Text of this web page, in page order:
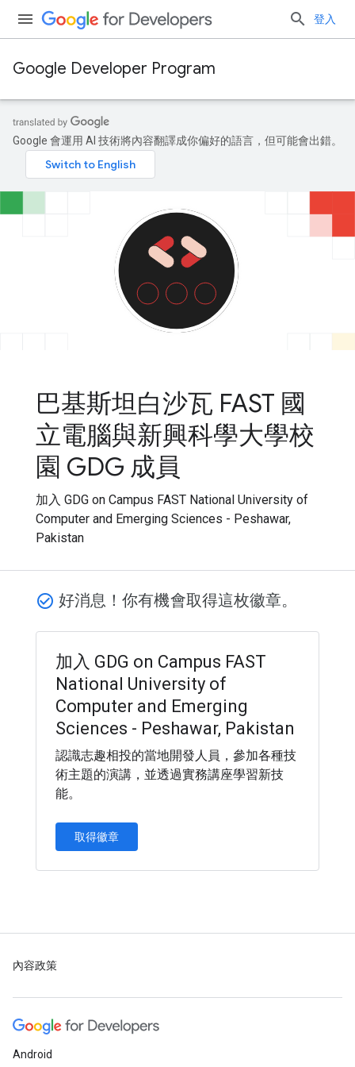
登入
Google Developer Program
Google 會運用 AI 技術將內容翻譯成你偏好的語言，但可能會出錯。
巴基斯坦白沙瓦 FAST 國
立電腦與新興科學大學校
園 GDG 成員
加入 GDG on Campus FAST National University of
Computer and Emerging Sciences - Peshawar,
Pakistan
check_circle_outline 好消息！你有機會取得這枚徽章。
加入 GDG on Campus FAST
National University of
Computer and Emerging
Sciences - Peshawar, Pakistan
認識志趣相投的當地開發人員，參加各種技
術主題的演講，並透過實務講座學習新技
能。
取得徽章
內容政策
Android